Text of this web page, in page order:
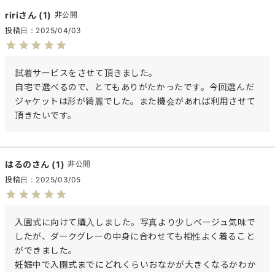
riri 1
非公開
投稿日
2025/04/03
試着サービスをさせて頂きました。
自宅で選べるので、とてもありがたかったです。今回選んだ
ジャケットは形が綺麗でした。また機会があれば利用させて
頂きたいです。
はるの 1
非公開
投稿日
2025/03/05
入園式に向けて購入しました。写真より少しベージュ気味で
したが、ダークグレーの中身に合わせても相性よく着ること
ができました。
妊娠中で入園式までにどれくらいおなかが大きくなるかわか